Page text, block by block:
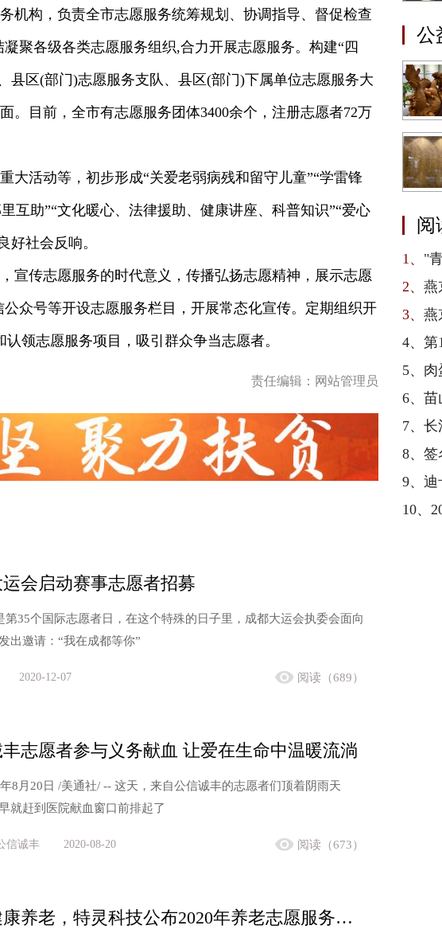
机构，负责全市志愿服务统筹规划、协调指导、督促检查
聚各级各类志愿服务组织,合力开展志愿服务。构建“四
县区(部门)志愿服务支队、县区(部门)下属单位志愿服务大
。目前，全市有志愿服务团体3400余个，注册志愿者72万
大活动等，初步形成“关爱老弱病残和留守儿童”“学雷锋
助”“文化暖心、法律援助、健康讲座、科普知识”“爱心
社会反响。
宣传志愿服务的时代意义，传播弘扬志愿精神，展示志愿
众号等开设志愿服务栏目，开展常态化宣传。定期组织开
领志愿服务项目，吸引群众争当志愿者。
责任编辑：网站管理员
会启动赛事志愿者招募
第35个国际志愿者日，在这个特殊的日子里，成都大运会执委会面向
出邀请：“我在成都等你”
2020-12-07 阅读（689）
志愿者参与义务献血 让爱在生命中温暖流淌
8月20日 /美通社/ -- 这天，来自公信诚丰的志愿者们顶着阴雨天
就赶到医院献血窗口前排起了
信诚丰 2020-08-20 阅读（673）
助力健康养老，特灵科技公布2020年养老志愿服务创新大赛优胜项目
公
阅
1、 "青
2、 燕
3、 燕
4、 第
5、 肉
6、 苗
7、 长
8、 签
9、 迪卡
10、